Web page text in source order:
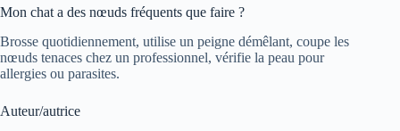
Mon chat a des nœuds fréquents que faire ?
Brosse quotidiennement, utilise un peigne démêlant, coupe les
nœuds tenaces chez un professionnel, vérifie la peau pour
allergies ou parasites.
Auteur/autrice